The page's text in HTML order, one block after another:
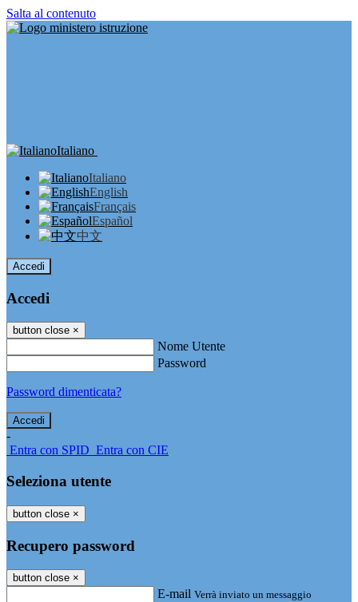
Salta al contenuto
Italiano
Italiano
English
Français
Español
中文
Accedi
Accedi
button close ×
Nome Utente
Password
Password dimenticata?
-
Entra con SPID Entra con CIE
Seleziona utente
button close ×
Recupero password
button close ×
E-mail Verrà inviato un messaggio